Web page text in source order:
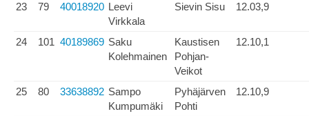
23 79 40018920 Leevi
Virkkala
Sievin Sisu 12.03,9
24 101 40189869 Saku
Kolehmainen
Kaustisen
Pohjan-
Veikot
12.10,1
25 80 33638892 Sampo
Kumpumäki
Pyhäjärven
Pohti
12.10,9